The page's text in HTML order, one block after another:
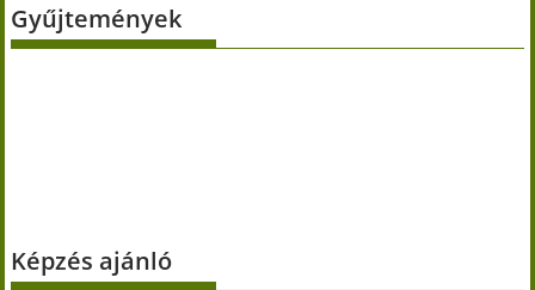
Gyűjtemények
Képzés ajánló